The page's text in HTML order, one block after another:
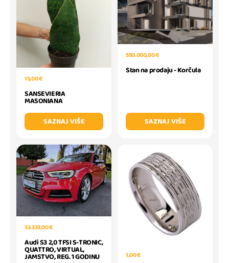
15,00 €
SANSEVIERIA
MASONIANA
SAZNAJ VIŠE
550.000,00 €
Stan na prodaju - Korčula
SAZNAJ VIŠE
33.333,00 €
Audi S3 2,0 TFSI S-TRONIC,
QUATTRO, VIRTUAL,
JAMSTVO, REG. 1 GODINU 1,00 €